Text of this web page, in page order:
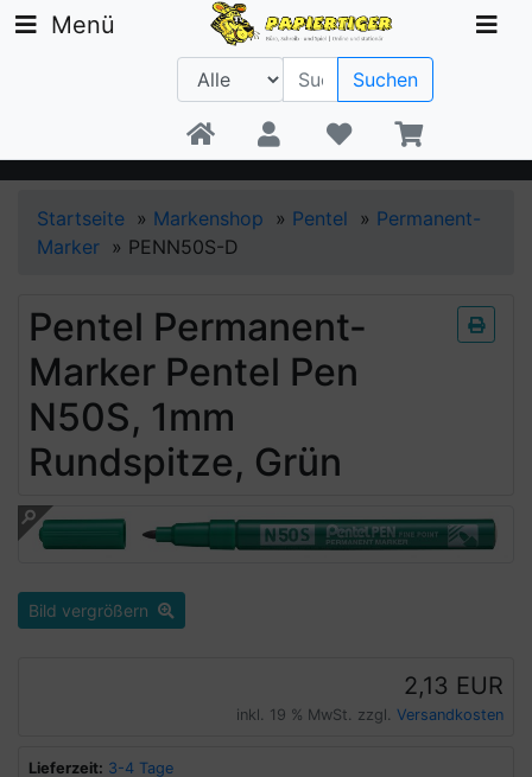
Beratung +49 30 1300 6481
Menü
Suchen
Startseite » Markenshop » Pentel » Permanent-
Marker » PENN50S-D
Pentel Permanent-
Marker Pentel Pen
N50S, 1mm
Rundspitze, Grün
Bild vergrößern
2,13 EUR
inkl. 19 % MwSt. zzgl. Versandkosten
Lieferzeit: 3-4 Tage